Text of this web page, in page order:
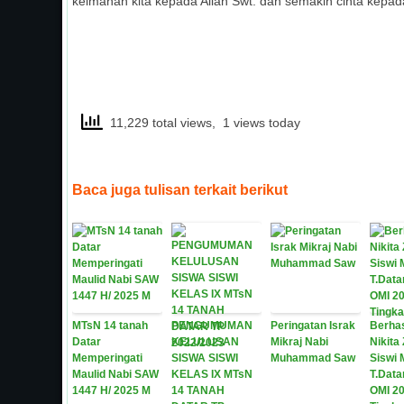
11,229 total views, 1 views today
Baca juga tulisan terkait berikut
MTsN 14 tanah
Datar
Memperingati
Maulid Nabi SAW
1447 H/ 2025 M
PENGUMUMAN
KELULUSAN
SISWA SISWI
KELAS IX MTsN
14 TANAH
Peringatan Israk
Mikraj Nabi
Muhammad Saw
Nikita
Siswi
OMI